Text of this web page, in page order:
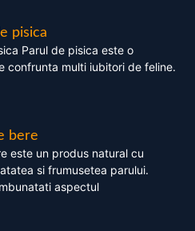
pisica
Parul de pisica este o
confrunta multi iubitori de feline.
bere
este un produs natural cu
si frumusetea parului.
aspectul